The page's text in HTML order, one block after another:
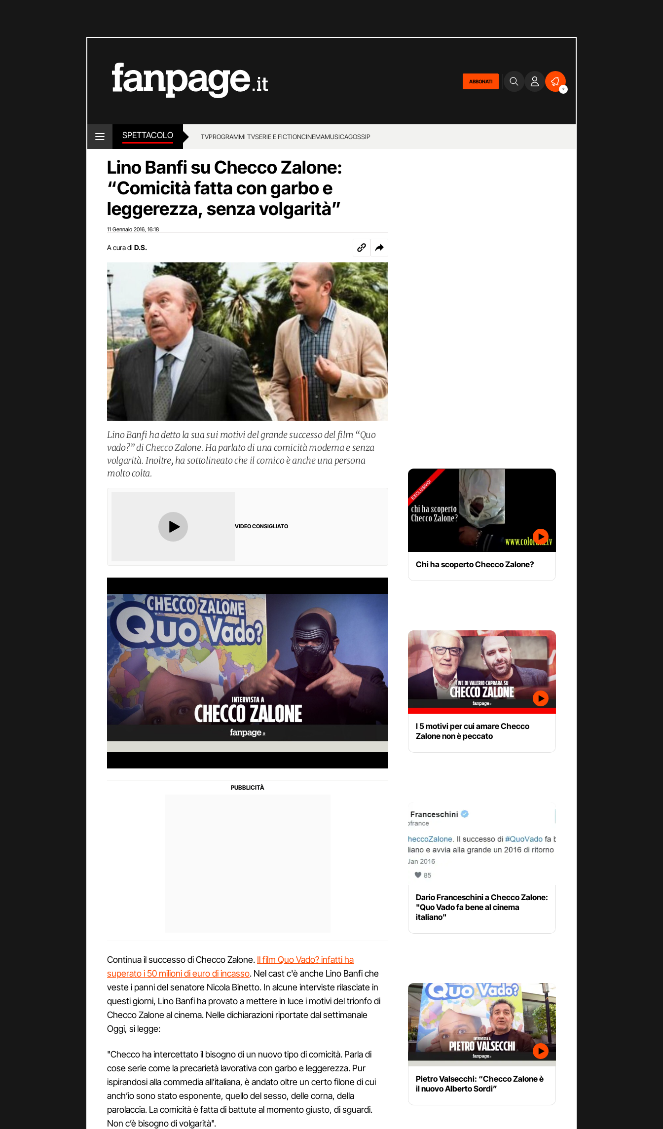
ABBONATI
2
SPETTACOLO TVPROGRAMMI TVSERIE E FICTIONCINEMAMUSICAGOSSIP
Lino Banfi su Checco Zalone:
“Comicità fatta con garbo e
leggerezza, senza volgarità”
11 Gennaio 2016 16:18
A cura di D.S.
Lino Banfi ha detto la sua sui motivi del grande successo del film “Quo
vado?” di Checco Zalone. Ha parlato di una comicità moderna e senza
volgarità. Inoltre, ha sottolineato che il comico è anche una persona
molto colta.
VIDEO CONSIGLIATO
Continua il successo di Checco Zalone. Il film Quo Vado? infatti ha
superato i 50 milioni di euro di incasso. Nel cast c'è anche Lino Banfi che
veste i panni del senatore Nicola Binetto. In alcune interviste rilasciate in
questi giorni, Lino Banfi ha provato a mettere in luce i motivi del trionfo di
Checco Zalone al cinema. Nelle dichiarazioni riportate dal settimanale
Oggi, si legge:
"Checco ha intercettato il bisogno di un nuovo tipo di comicità. Parla di
cose serie come la precarietà lavorativa con garbo e leggerezza. Pur
ispirandosi alla commedia all’italiana, è andato oltre un certo filone di cui
anch’io sono stato esponente, quello del sesso, delle corna, della
parolaccia. La comicità è fatta di battute al momento giusto, di sguardi.
Non c’è bisogno di volgarità".
Chi ha scoperto Checco Zalone?
I 5 motivi per cui amare Checco
Zalone non è peccato
Dario Franceschini a Checco Zalone:
"Quo Vado fa bene al cinema
italiano"
Pietro Valsecchi: “Checco Zalone è
il nuovo Alberto Sordi”